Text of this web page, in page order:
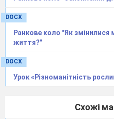
бадьорості,
про це сьогодні.
За допомогою
цеглинок ЛЕГО. Діти по
-Для того , щоб
DOCX
Ранкове коло "Як змінилися
життя?"
DOCX
Урок «Різноманітність
Схожі